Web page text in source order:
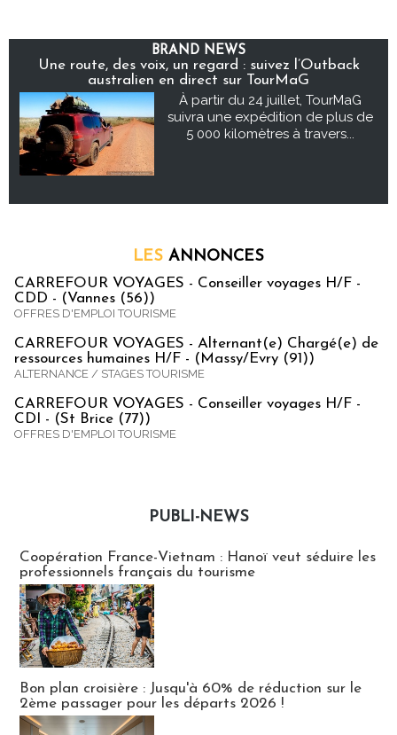
BRAND NEWS
Une route, des voix, un regard : suivez l’Outback
australien en direct sur TourMaG
À partir du 24 juillet, TourMaG
suivra une expédition de plus de
5 000 kilomètres à travers...
LES ANNONCES
CARREFOUR VOYAGES - Conseiller voyages H/F -
CDD - (Vannes (56))
OFFRES D'EMPLOI TOURISME
CARREFOUR VOYAGES - Alternant(e) Chargé(e) de
ressources humaines H/F - (Massy/Evry (91))
ALTERNANCE / STAGES TOURISME
CARREFOUR VOYAGES - Conseiller voyages H/F -
CDI - (St Brice (77))
OFFRES D'EMPLOI TOURISME
PUBLI-NEWS
Coopération France-Vietnam : Hanoï veut séduire les
professionnels français du tourisme
Bon plan croisière : Jusqu'à 60% de réduction sur le
2ème passager pour les départs 2026 !